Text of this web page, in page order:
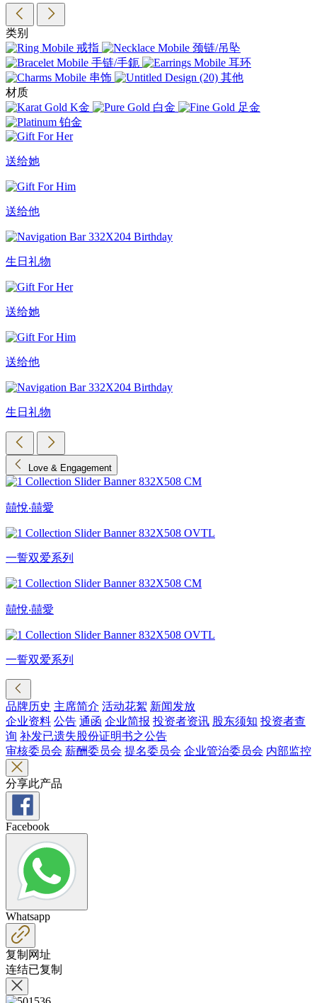
类别
戒指
颈链/吊坠
手链/手鈪
耳环
串饰
其他
材质
K金
白金
足金
铂金
送给她
送给他
生日礼物
送给她
送给他
生日礼物
Love & Engagement
囍悅‧囍愛
一誓双爱系列
囍悅‧囍愛
一誓双爱系列
品牌历史 主席简介 活动花絮 新闻发放
企业资料 公告 通函 企业简报 投资者资讯 股东须知 投资者查
询 补发已遗失股份证明书之公告
审核委员会 薪酬委员会 提名委员会 企业管治委员会 内部监控
分享此产品
Facebook
Whatsapp
复制网址
连结已复制